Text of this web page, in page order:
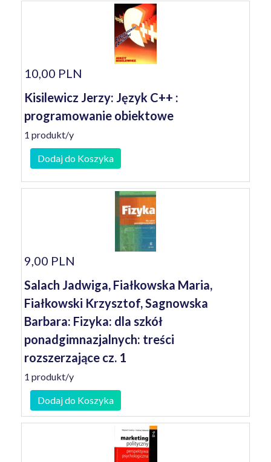
10,00 PLN
Kisilewicz Jerzy: Język C++ :
programowanie obiektowe
1 produkt/y
Dodaj do Koszyka
9,00 PLN
Salach Jadwiga, Fiałkowska Maria,
Fiałkowski Krzysztof, Sagnowska
Barbara: Fizyka: dla szkół
ponadgimnazjalnych: treści
rozszerzające cz. 1
1 produkt/y
Dodaj do Koszyka